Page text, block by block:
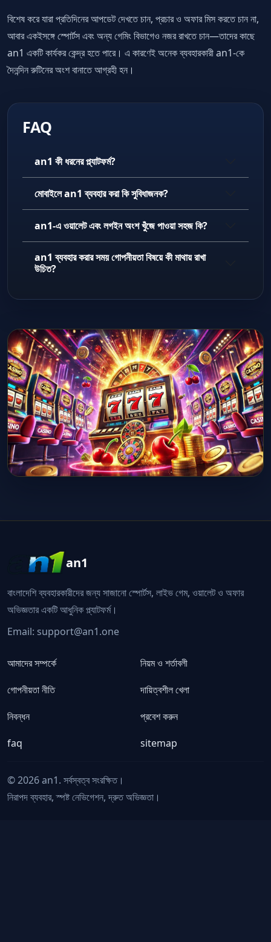
বিশেষ করে যারা প্রতিদিনের আপডেট দেখতে চান, প্রচার ও অফার মিস করতে চান না,
আবার একইসঙ্গে স্পোর্টস এবং অন্য গেমিং বিভাগেও নজর রাখতে চান—তাদের কাছে
an1 একটি কার্যকর কেন্দ্র হতে পারে। এ কারণেই অনেক ব্যবহারকারী an1-কে
দৈনন্দিন রুটিনের অংশ বানাতে আগ্রহী হন।
FAQ
an1 কী ধরনের প্ল্যাটফর্ম?
মোবাইলে an1 ব্যবহার করা কি সুবিধাজনক?
an1-এ ওয়ালেট এবং লগইন অংশ খুঁজে পাওয়া সহজ কি?
an1 ব্যবহার করার সময় গোপনীয়তা বিষয়ে কী মাথায় রাখা
উচিত?
an1
বাংলাদেশি ব্যবহারকারীদের জন্য সাজানো স্পোর্টস, লাইভ গেম, ওয়ালেট ও অফার
অভিজ্ঞতার একটি আধুনিক প্ল্যাটফর্ম।
Email: support@an1.one
আমাদের সম্পর্কে
নিয়ম ও শর্তাবলী
গোপনীয়তা নীতি
দায়িত্বশীল খেলা
নিবন্ধন
প্রবেশ করুন
faq
sitemap
© 2026 an1. সর্বস্বত্ব সংরক্ষিত।
নিরাপদ ব্যবহার, স্পষ্ট নেভিগেশন, দ্রুত অভিজ্ঞতা।